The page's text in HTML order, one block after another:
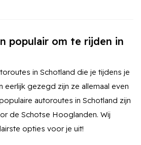
populair om te rijden in
in Schotland die je tijdens je
eerlijk gezegd zijn ze allemaal even
autoroutes in Schotland zijn
de Schotse Hooglanden. Wij
opties voor je uit!